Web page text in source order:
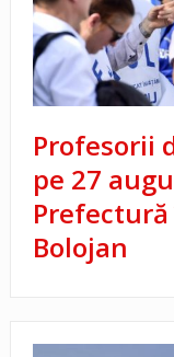
Profesorii
pe 27
Bolojan